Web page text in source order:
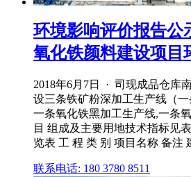
环境影响评价报告公
氧化铁颜料建设项目
2018年6月7日 · 司现成品仓库
设三条铁矿粉深加工生产线（
一条氧化铁黑加工生产线,一条
目 组成及主要用地技术指标见
览表 工 程 类 别 项目名称 备注
联系电话: 180 3780 8511